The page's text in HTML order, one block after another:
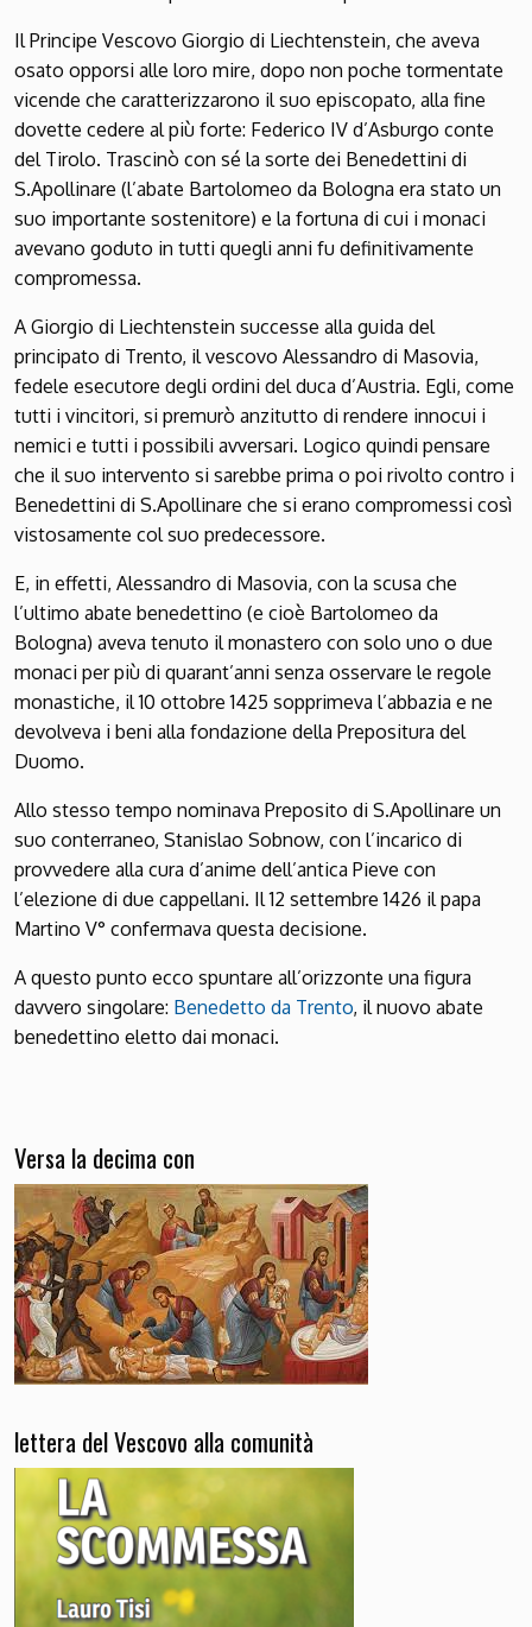
Il Principe Vescovo Giorgio di Liechtenstein, che aveva
osato opporsi alle loro mire, dopo non poche tormentate
vicende che caratterizzarono il suo episcopato, alla fine
dovette cedere al più forte: Federico IV d’Asburgo conte
del Tirolo. Trascinò con sé la sorte dei Benedettini di
S.Apollinare (l’abate Bartolomeo da Bologna era stato un
suo importante sostenitore) e la fortuna di cui i monaci
avevano goduto in tutti quegli anni fu definitivamente
compromessa.
A Giorgio di Liechtenstein successe alla guida del
principato di Trento, il vescovo Alessandro di Masovia,
fedele esecutore degli ordini del duca d’Austria. Egli, come
tutti i vincitori, si premurò anzitutto di rendere inno­cui i
nemici e tutti i possibili avversari. Logico quindi pensare
che il suo intervento si sarebbe prima o poi rivolto contro i
Benedettini di S.Apollinare che si erano compromessi così
vistosamente col suo predecessore.
E, in effetti, Alessandro di Masovia, con la scusa che
l’ultimo abate benedettino (e cioè Bartolomeo da
Bologna) aveva tenuto il monastero con solo uno o due
monaci per più di quarant’anni senza osservare le regole
monastiche, il 10 ottobre 1425 sop­primeva l’abbazia e ne
devolveva i beni alla fondazione della Prepositura del
Duomo.
Allo stesso tempo nominava Preposito di S.Apollinare un
suo conterraneo, Stanislao Sobnow, con l’incarico di
provvedere alla cura d’anime dell’antica Pieve con
l’elezione di due cappellani. Il 12 settembre 1426 il papa
Martino V° conferma­va questa decisione.
A questo punto ecco spuntare all’orizzonte una figura
davvero singolare: Benedetto da Trento, il nuovo abate
benedettino eletto dai monaci.
Versa la decima con
lettera del Vescovo alla comunità